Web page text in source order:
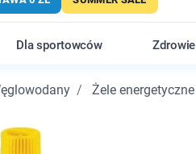
Dla sportowców Zdrowie
Żele energetyczne